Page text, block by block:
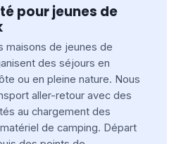
pour jeunes de
maisons de jeunes de
des séjours en
ou en pleine nature. Nous
aller-retour avec des
au chargement des
de camping. Départ